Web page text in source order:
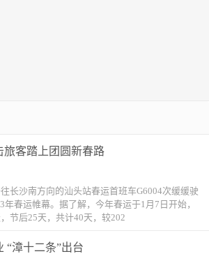
旅客踏上团圆新春路
沙南方向的汕头站春运首班车G6004次缓缓驶
春运帷幕。据了解，今年春运于1月7日开始，
节后25天，共计40天，较202
“漳十二条”出台